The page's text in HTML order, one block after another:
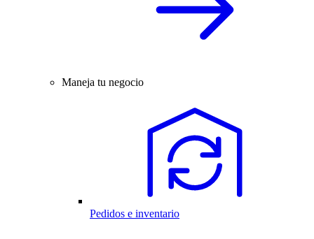
Maneja tu negocio
Pedidos e inventario